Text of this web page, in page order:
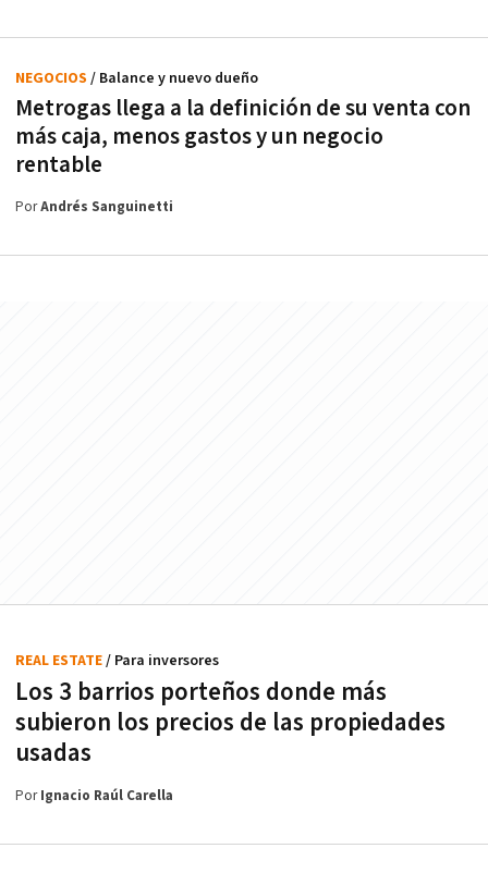
Metrogas llega a la definición de su venta con
más caja, menos gastos y un negocio
rentable
NEGOCIOS / Balance y nuevo dueño
PorAndrés Sanguinetti
Los 3 barrios porteños donde más
subieron los precios de las propiedades
usadas
REAL ESTATE/ Para inversores
PorIgnacio Raúl Carella